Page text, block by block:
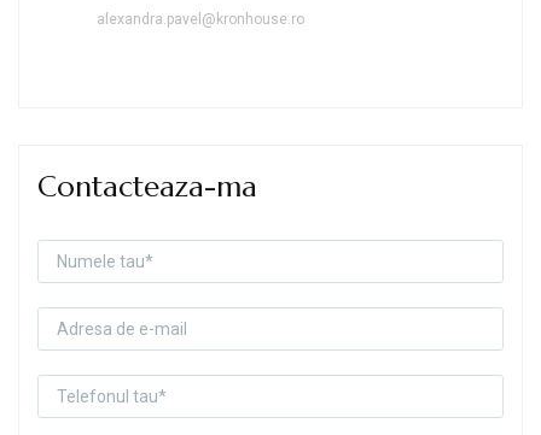
alexandra.pavel@kronhouse.ro
Contacteaza-ma